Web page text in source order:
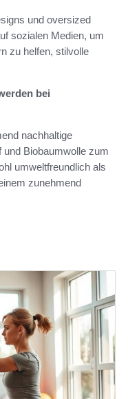
und oversized
sozialen Medien, um
zu helfen, stilvolle
bei
nachhaltige
Biobaumwolle zum
umweltfreundlich als
zunehmend